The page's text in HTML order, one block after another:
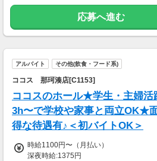
応募へ進む
アルバイト その他(飲食・フード系)
ココス 那珂湊店[C1153]
ココスのホール★学生・主婦活
3h〜で学校や家事と両立OK★
得な待遇有♪＜初バイトOK＞
時給1100円〜（月払い）
深夜時給:1375円